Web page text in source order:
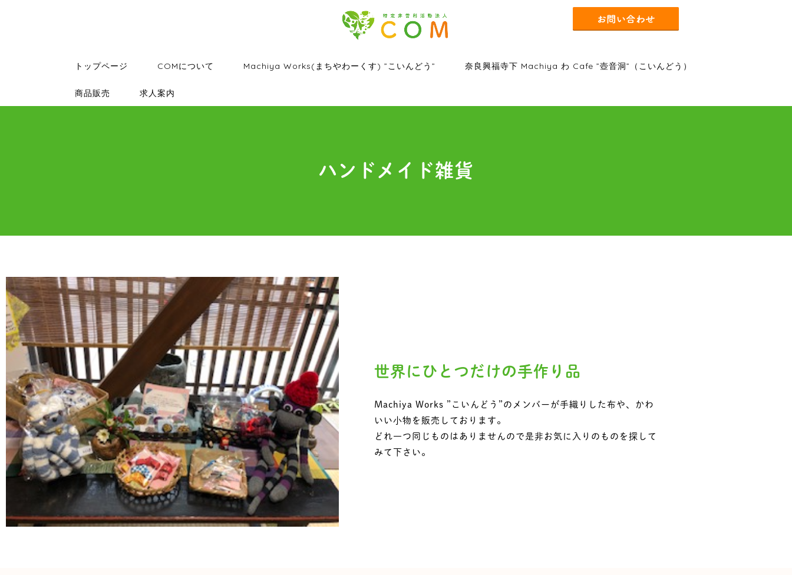
トップページ COMについて Machiya Works(まちやわーくす) ”こいんどう” 奈良興福寺下 Machiya わ Cafe ”壺音洞”（こいんどう）
商品販売 求人案内
ハンドメイド雑貨
世界にひとつだけの手作り品
Machiya Works ”こいんどう”のメンバーが手織りした布や、かわ
いい小物を販売しております。
どれ一つ同じものはありませんので是非お気に入りのものを探して
みて下さい。